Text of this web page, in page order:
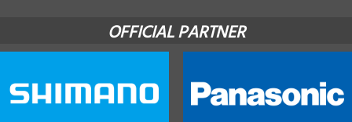
OFFICIAL PARTNER